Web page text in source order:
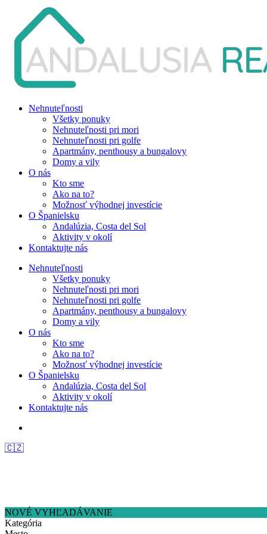
Nehnuteľnosti
Všetky ponuky
Nehnuteľnosti pri mori
Nehnuteľnosti pri golfe
Apartmány, penthousy a bungalovy
Domy a vily
O nás
Kto sme
Ako na to?
Možnosť výhodnej investície
O Španielsku
Andalúzia, Costa del Sol
Aktivity v okolí
Kontaktujte nás
Nehnuteľnosti
Všetky ponuky
Nehnuteľnosti pri mori
Nehnuteľnosti pri golfe
Apartmány, penthousy a bungalovy
Domy a vily
O nás
Kto sme
Ako na to?
Možnosť výhodnej investície
O Španielsku
Andalúzia, Costa del Sol
Aktivity v okolí
Kontaktujte nás
🇨🇿
NOVÉ VYHĽADÁVANIE
Kategória